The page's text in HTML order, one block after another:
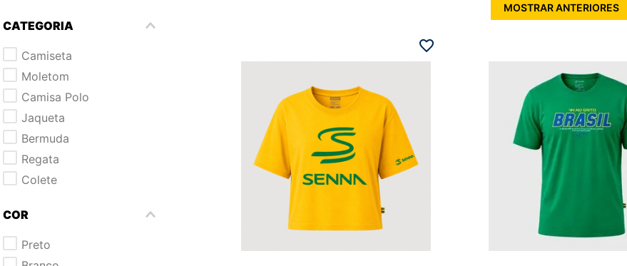
CATEGORIA
camiseta
moletom
camisa polo
jaqueta
bermuda
regata
colete
COR
preto
MOSTRAR ANTERIORES